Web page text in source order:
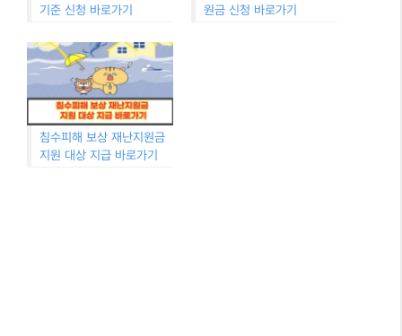
기준 신청 바로가기
원금 신청 바로가기
침수피해 보상 재난지원금
지원 대상 지급 바로가기